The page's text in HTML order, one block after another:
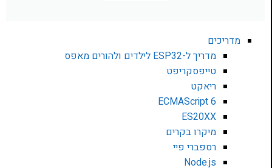
מדריכים
מדריך ל-ESP32 לילדים ולהורים מאפס
טייפסקריפט
ריאקט
ECMAScript 6
ES20XX
מיקרו בקרים
רספברי פיי
Node.js